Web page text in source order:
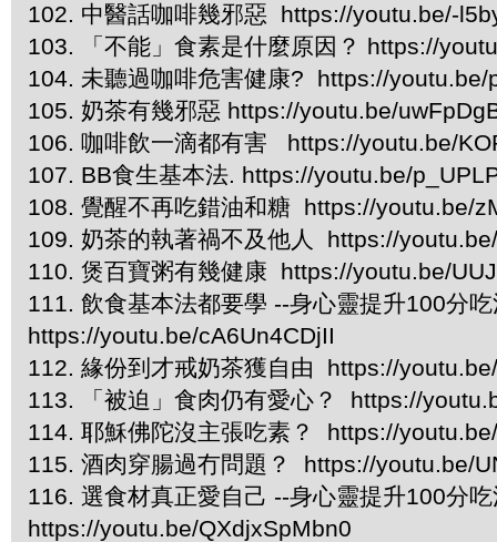
102. 中醫話咖啡幾邪惡 https://youtu.be/-
103. 「不能」食素是什麼原因？ https://
104. 未聽過咖啡危害健康? https://youtu.be/
105. 奶茶有幾邪惡 https://youtu.be/
106. 咖啡飲一滴都有害 https://youtu.be/
107. BB食生基本法. https://youtu.be/
108. 覺醒不再吃錯油和糖 https://youtu.be/
109. 奶茶的執著禍不及他人 https://
110. 煲百寶粥有幾健康 https://youtu.be/
111. 飲食基本法都要學 --身心靈提升100分
https://youtu.be/cA6Un4CDjII
112. 緣份到才戒奶茶獲自由 https://
113. 「被迫」食肉仍有愛心？ https://
114. 耶穌佛陀沒主張吃素？ https://
115. 酒肉穿腸過冇問題？ https://youtu.be/
116. 選食材真正愛自己 --身心靈提升100分
https://youtu.be/QXdjxSpMbn0